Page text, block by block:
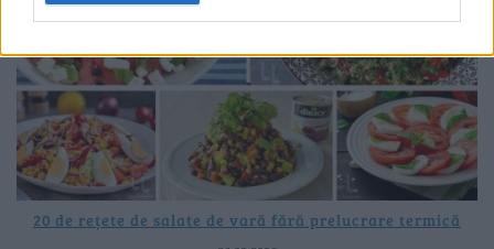
20 de rețete de salate de vară fără prelucrare termică